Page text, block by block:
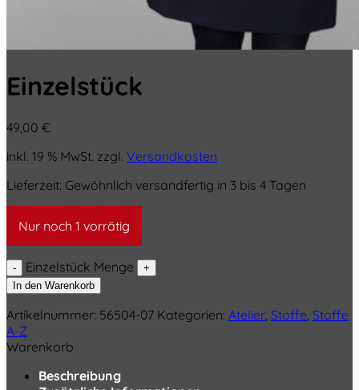
Einzelstück
49,00 €
inkl. 19 % MwSt. zzgl. Versandkosten
Lieferzeit: Gewöhnlich versandfertig in 3 bis 4 Tagen
Nur noch 1 vorrätig
Einzelstück Menge
In den Warenkorb
Artikelnummer: 56504-07 Kategorien: Atelier Stoffe Stoffe
A-Z
Warenkorb
Beschreibung